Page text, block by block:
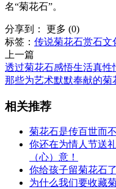
名“菊花石”。
分享到： 更多 (0)
标签： 传说菊花石赏石文
上一篇
透过菊花石感悟生活真性
那些为艺术默默奉献的菊
相关推荐
菊花石是传百世而
你还在为情人节送
（心）意！
你给孩子留菊花石
为什么我们要收藏